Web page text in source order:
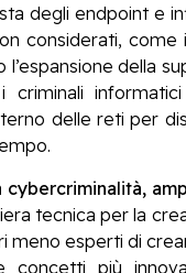
degli endpoint e
considerati,
della
delle reti per
tecnica per la
esperti di
concetti più